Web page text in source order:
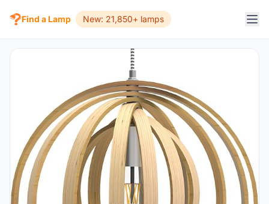
Find a Lamp New: 21,850+ lamps